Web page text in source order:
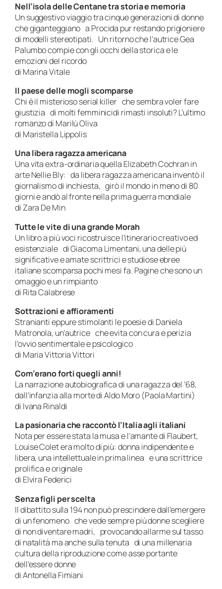
Nell’isola delle Centane tra storia e memoria
Un suggestivo viaggio tra cinque generazioni di donne
che giganteggiano a Procida pur restando prigioniere
di modelli stereotipati. Un ritorno che l’autrice Gea
Palumbo compie con gli occhi della storica e le
emozioni del ricordo
di Marina Vitale
Il paese delle mogli scomparse
Chi è il misterioso serial killer che sembra voler fare
giustizia di molti femminicidi rimasti insoluti? L’ultimo
romanzo di Marilù Oliva
di Maristella Lippolis
Una libera ragazza americana
Una vita extra-ordinaria quella Elizabeth Cochran in
arte Nellie Bly: da libera ragazza americana inventò il
giornalismo di inchiesta, girò il mondo in meno di 80
giorni e andò al fronte nella prima guerra mondiale
di Zara De Min
Tutte le vite di una grande Morah
Un libro a più voci ricostruisce l’itinerario creativo ed
esistenziale di Giacoma Limentani, una delle più
significative e amate scrittrici e studiose ebree
italiane scomparsa pochi mesi fa. Pagine che sono un
omaggio e un rimpianto
di Rita Calabrese
Sottrazioni e affioramenti
Stranianti eppure stimolanti le poesie di Daniela
Matronola, un’autrice che evita con cura e perizia
l’ovvio sentimentale e psicologico
di Maria Vittoria Vittori
Com’erano forti quegli anni!
La narrazione autobiografica di una ragazza del ‘68,
dall’infanzia alla morte di Aldo Moro (Paola Martini)
di Ivana Rinaldi
La pasionaria che raccontò l’Italia agli italiani
Nota per essere stata la musa e l’amante di Flaubert,
Louise Colet era molto di più: donna indipendente e
libera, una intellettuale in prima linea e una scrittrice
prolifica e originale
di Elvira Federici
Senza figli per scelta
Il dibattito sulla 194 non può prescindere dall’emergere
di un fenomeno che vede sempre più donne scegliere
di non diventare madri, provocando allarme sul tasso
di natalità ma anche sulla tenuta di una millenaria
cultura della riproduzione come asse portante
dell’essere donne
di Antonella Fimiani